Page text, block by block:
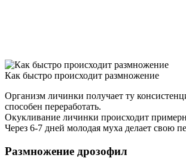
Как быстро происходит размножение
Организм личинки получает ту
способен переработать.
Окукливание личинки происходит
Через 6-7 дней молодая муха делает свою
Размножение дрозофил